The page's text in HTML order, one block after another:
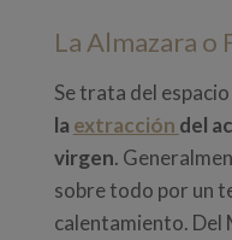
La Almazara o
Se trata del
la extracción del
virgen.
sobre todo por un
calentamiento. Del